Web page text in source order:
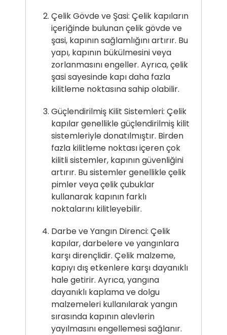
Çelik Gövde ve Şasi: Çelik kapıların
içeriğinde bulunan çelik gövde ve
şasi, kapının sağlamlığını artırır. Bu
yapı, kapının bükülmesini veya
zorlanmasını engeller. Ayrıca, çelik
şasi sayesinde kapı daha fazla
kilitleme noktasına sahip olabilir.
Güçlendirilmiş Kilit Sistemleri: Çelik
kapılar genellikle güçlendirilmiş kilit
sistemleriyle donatılmıştır. Birden
fazla kilitleme noktası içeren çok
kilitli sistemler, kapının güvenliğini
artırır. Bu sistemler genellikle çelik
pimler veya çelik çubuklar
kullanarak kapının farklı
noktalarını kilitleyebilir.
Darbe ve Yangın Direnci: Çelik
kapılar, darbelere ve yangınlara
karşı dirençlidir. Çelik malzeme,
kapıyı dış etkenlere karşı dayanıklı
hale getirir. Ayrıca, yangına
dayanıklı kaplama ve dolgu
malzemeleri kullanılarak yangın
sırasında kapının alevlerin
yayılmasını engellemesi sağlanır.